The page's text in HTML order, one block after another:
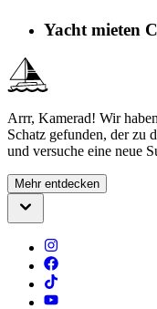
Yacht mieten
Arrr, Kamerad! Wir
Schatz gefunden, der zu
und versuche eine neue
Mehr entdecken